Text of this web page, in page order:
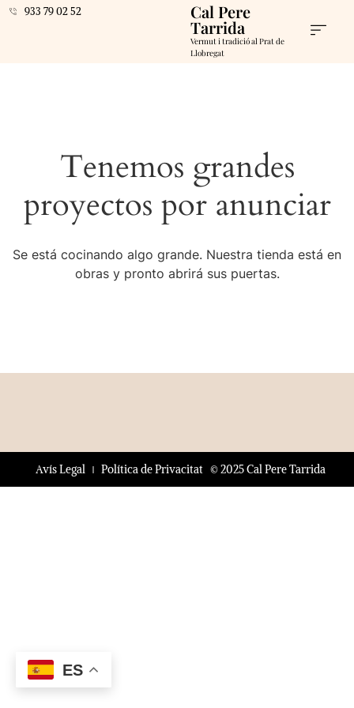
933 79 02 52 Cal Pere
Tarrida
Vermut i tradició al Prat de
Llobregat
Tenemos grandes
proyectos por anunciar
Se está cocinando algo grande. Nuestra tienda está en
obras y pronto abrirá sus puertas.
© 2025 Cal Pere Tarrida
Avís Legal Política de Privacitat
ES